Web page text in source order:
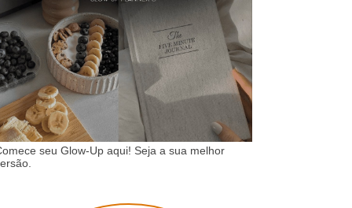
seu Glow-Up aqui! Seja a sua melhor